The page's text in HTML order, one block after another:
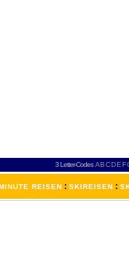
3 Letter-Codes ABCDEF
REISEN : SKIREISEN :